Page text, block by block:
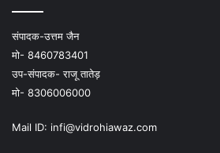
संपादक-उत्तम जैन
मो- 8460783401
उप-संपादक- राजू तातेड़
मो- 8306006000
Mail ID: infi@vidrohiawaz.com